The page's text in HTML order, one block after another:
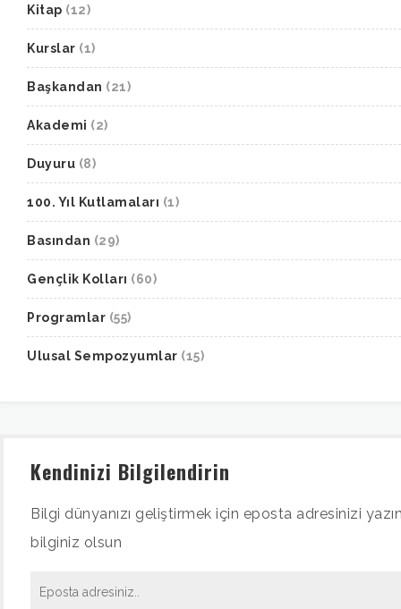
Kitap (12)
Kurslar (1)
Başkandan (21)
Akademi (2)
Duyuru (8)
100. Yıl Kutlamaları (1)
Basından (29)
Gençlik Kolları (60)
Programlar (55)
Ulusal Sempozyumlar (15)
Kendinizi Bilgilendirin
Bilgi dünyanızı geliştirmek için eposta adresinizi
bilginiz olsun